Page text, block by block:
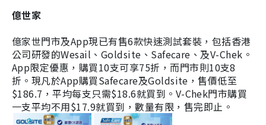
億世家
億家世門市及App現已有售6款快速測試套裝，包括香港
公司研發的Wesail、Goldsite、Safecare、及V-Chek。
App限定優惠，購買10支可享75折，而門市則10支8
折。現凡於App購買Safecare及Goldsite，售價低至
$186.7，平均每支只需$18.6就買到。V-Chek門市購買
一支平均不用$17.9就買到，數量有限，售完即止。